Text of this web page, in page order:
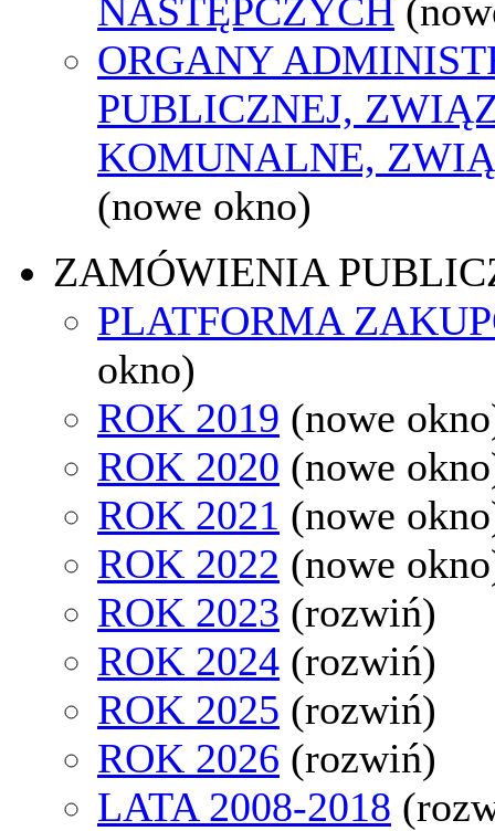
NASTĘPCZYCH
ORGANY
PUBLICZNEJ,
KOMUNALNE,
(nowe okno)
ZAMÓWIENIA
PLATFORMA
okno)
ROK 2019 (nowe
ROK 2020 (nowe
ROK 2021 (nowe
ROK 2022 (nowe
ROK 2023 (rozwiń)
ROK 2024 (rozwiń)
ROK 2025 (rozwiń)
ROK 2026 (rozwiń)
LATA 2008-2018